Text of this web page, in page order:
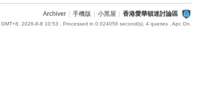
Archiver 手機版 小黑屋 香港愛華頓迷討論區
GMT+8, 2026-8-8 10:53 , Processed in 0.024056 second(s), 4 queries , Apc On.